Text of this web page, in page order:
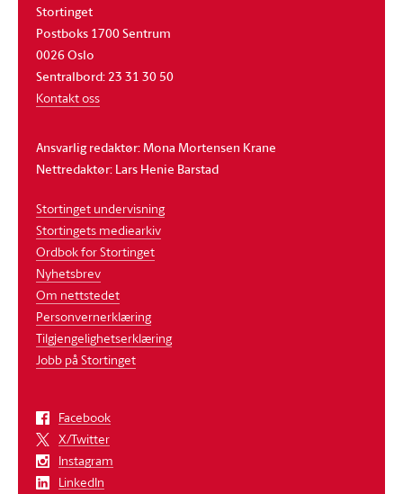
Stortinget
Postboks 1700 Sentrum
0026 Oslo
Sentralbord: 23 31 30 50
Kontakt oss
Ansvarlig redaktør: Mona Mortensen Krane
Nettredaktør: Lars Henie Barstad
Stortinget undervisning
Stortingets mediearkiv
Ordbok for Stortinget
Nyhetsbrev
Om nettstedet
Personvernerklæring
Tilgjengelighetserklæring
Jobb på Stortinget
Facebook
X/Twitter
Instagram
LinkedIn